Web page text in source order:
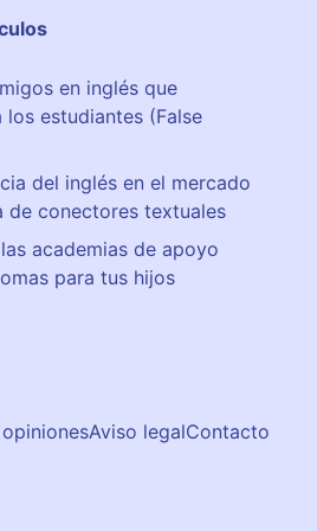
en inglés que
los estudiantes (False
del inglés en el mercado
de conectores textuales
academias de apoyo
para tus hijos
Aviso legalContacto